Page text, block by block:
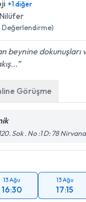
+1diğer
Değerlendirme)
beynine dokunuşları
Görüşme
Sok . No :1 D: 78
13 Ağu
16:30
13 Ağu
17:15